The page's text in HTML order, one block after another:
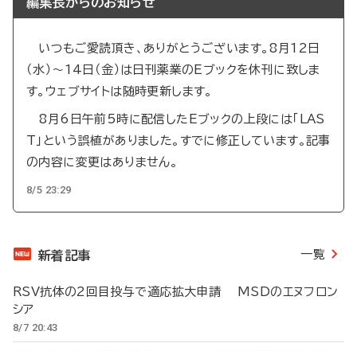
いつもご愛読頂き、ありがとうございます。8月12日
（水）～14日（金）は日刊薬業のEブックを休刊に致しま
す。ウェブサイトは随時更新します。
8月6日午前5時に配信したEブックの上段には「LAS
T」という誤植がありました。すでに修正しています。記事
の内容に変更はありません。
8/5 23:29
新着記事 一覧
RSV抗体の2回目投与で適応拡大申請 MSDのエヌフロン
シア
8/7 20:43